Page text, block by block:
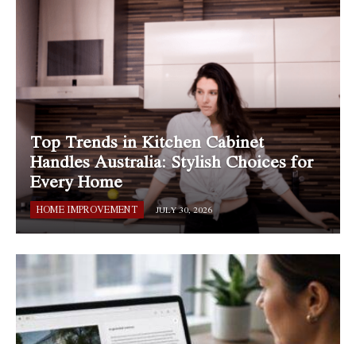
Top Trends in Kitchen Cabinet
Handles Australia: Stylish Choices for
Every Home
HOME IMPROVEMENT JULY 30, 2026